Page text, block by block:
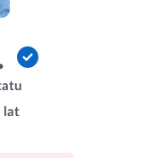
lat